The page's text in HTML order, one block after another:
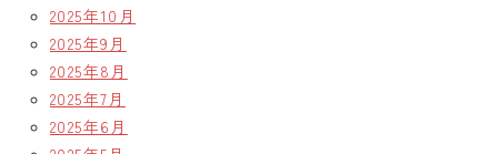
2025年10月
2025年9月
2025年8月
2025年7月
2025年6月